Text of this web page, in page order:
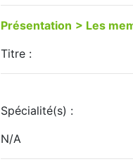
Présentation > Les
Titre :
Spécialité(s) :
N/A